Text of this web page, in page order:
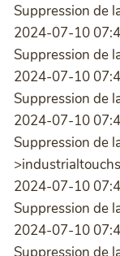
Suppression de
2024-07-10
Suppression de
2024-07-10
Suppression de
2024-07-10
Suppression de
2024-07-10
Suppression de
2024-07-10
Suppression de